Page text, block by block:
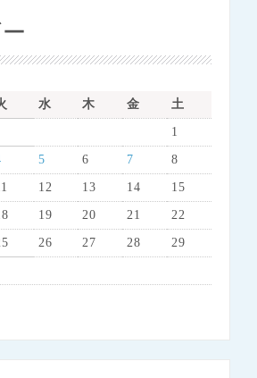
水 木 金 土
1
5 6 7 8
12 13 14 15
19 20 21 22
26 27 28 29